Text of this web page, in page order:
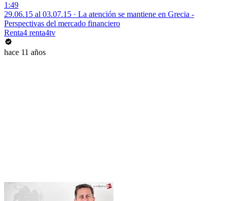
1:49
29.06.15 al 03.07.15 · La atención se mantiene en Grecia -
Perspectivas del mercado financiero
Renta4 renta4tv
hace 11 años